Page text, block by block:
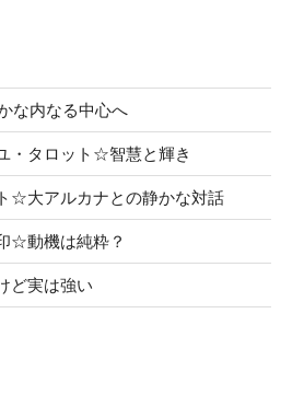
な内なる中心へ
・タロット☆智慧と輝き
☆大アルカナとの静かな対話
☆動機は純粋？
ど実は強い